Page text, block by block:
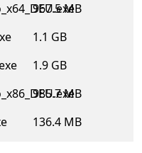
967.5 MB
1.1 GB
1.9 GB
985.7 MB
136.4 MB